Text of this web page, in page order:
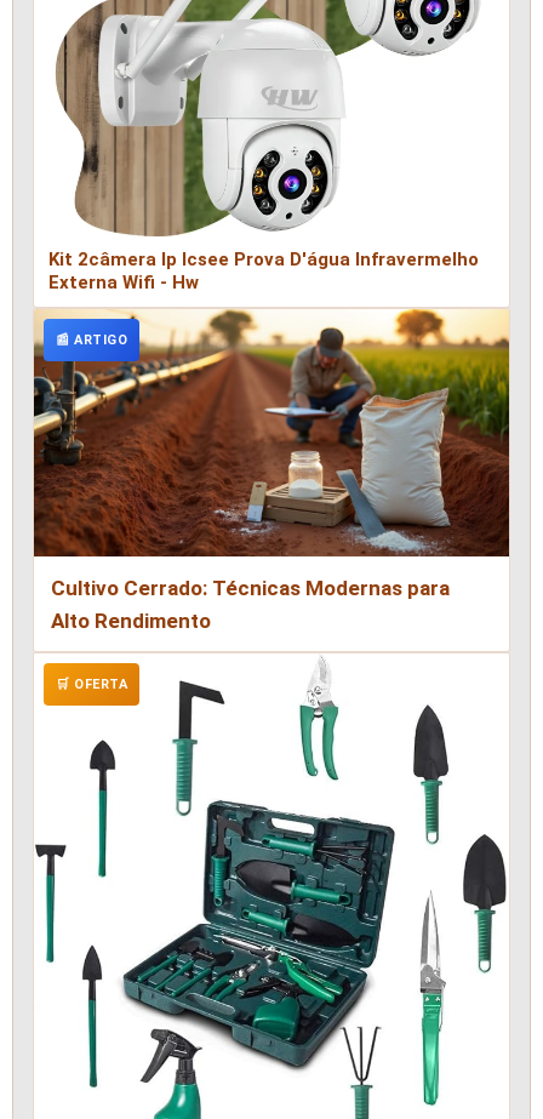
Kit 2câmera Ip Icsee Prova D'água Infravermelho
Externa Wifi - Hw
📰 ARTIGO
Cultivo Cerrado: Técnicas Modernas para
Alto Rendimento
🛒 OFERTA